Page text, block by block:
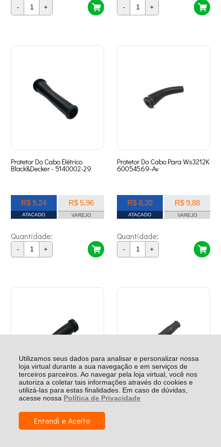
Utilizamos seus dados para analisar e personalizar nossa
loja virtual durante a sua navegação e em serviços de
terceiros parceiros. Ao navegar pela loja virtual, você nos
autoriza a coletar tais informações através do cookies e
utilizá-las para estas finalidades. Em caso de dúvidas,
acesse nossa Política de Privacidade
Entendi e Aceito
- + - +
Protetor Do Cabo Elétrico
Black&Decker - 5140002-29
R$ 5,24
ATACADO
R$ 5,96
VAREJO
Quantidade:
- +
Protetor Do Cabo Para Ws3212K
60054569-Av
R$ 8,20
ATACADO
R$ 9,88
VAREJO
Quantidade:
- +
Protetor Do Cabo Para Ws4168
60047085
Protetor Do Cabo Para Ws5123K